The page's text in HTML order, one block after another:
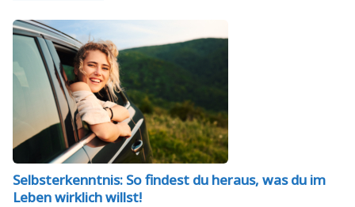
Selbsterkenntnis: So findest du heraus, was du im
Leben wirklich willst!